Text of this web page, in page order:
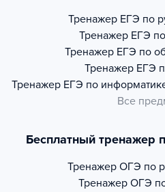
Тренажер ЕГЭ по
Тренажер ЕГЭ
Тренажер ЕГЭ по
Тренажер ЕГЭ
Тренажер ЕГЭ по
Все
Бесплатный тренажер
Тренажер ОГЭ по
Тренажер ОГЭ